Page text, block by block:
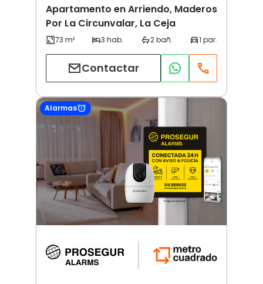
Apartamento en Arriendo, Maderos
Por La Circunvalar, La Ceja
Contactar
Alarmas